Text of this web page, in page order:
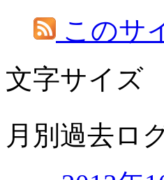
このサ
文字サイズ
月別過去ロ